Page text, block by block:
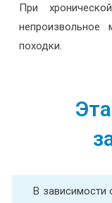
При
непроизвольное
походки.
В зависимости